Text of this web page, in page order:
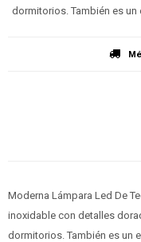
dormitorios. También es
Moderna Lámpara Led De
inoxidable con detalles
dormitorios. También es un